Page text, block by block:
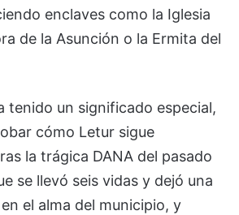
enclaves como la Iglesia
de la Asunción o la Ermita del
tenido un significado especial,
cómo Letur sigue
la trágica DANA del pasado
se llevó seis vidas y dejó una
el alma del municipio, y